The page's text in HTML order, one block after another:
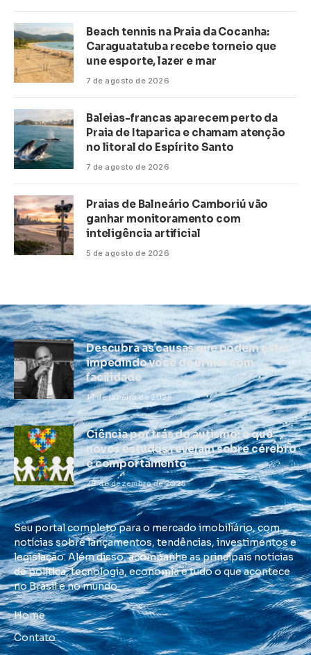
Beach tennis na Praia da Cocanha:
Caraguatatuba recebe torneio que
une esporte, lazer e mar
7 de agosto de 2026
Baleias-francas aparecem perto da
Praia de Itaparica e chamam atenção
no litoral do Espírito Santo
7 de agosto de 2026
Praias de Balneário Camboriú vão
ganhar monitoramento com
inteligência artificial
5 de agosto de 2026
Descubra as causas que podem estar
impedindo você de urinar com
facilidade
14 de janeiro de 2025
Ciência por trás do autismo: o que
novos estudos revelam sobre cérebro
e comportamento
29 de dezembro de 2025
Seu portal completo para o mercado imobiliário, com
notícias sobre lançamentos, tendências, investimentos e
legislação. Além disso, acompanhe as principais notícias
de política, tecnologia, economia e tudo o que acontece
no Brasil e no mundo.
Home
Contato